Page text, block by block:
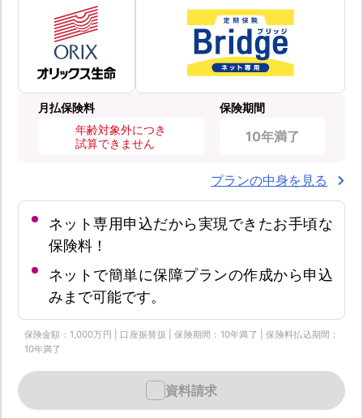
月払保険料
年齢対象外につき
試算できません
保険期間
10年満了
プランの中身を見る
ネット専用申込だから実現できたお手頃な
保険料！
ネットで簡単に保障プランの作成から申込
みまで可能です。
保険金額：1,000万円 | 口座振替扱 | 保険期間：10年満了 | 保険料払込期間：
10年満了
資料請求